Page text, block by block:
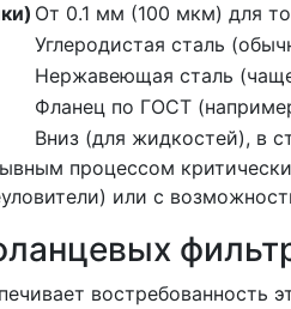
От 0.1 мм (100 мкм) для
Углеродистая сталь
Нержавеющая сталь (чаще
Фланец по ГОСТ
Вниз (для жидкостей), в
процессом
или с
востребованность